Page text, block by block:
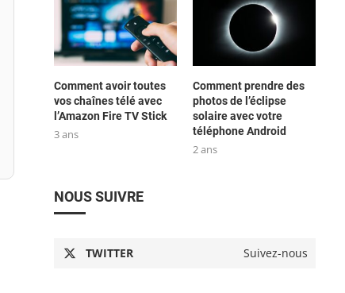
Comment avoir toutes
vos chaînes télé avec
l’Amazon Fire TV Stick
3 ans
Comment prendre des
photos de l’éclipse
solaire avec votre
téléphone Android
2 ans
NOUS SUIVRE
TWITTER Suivez-nous